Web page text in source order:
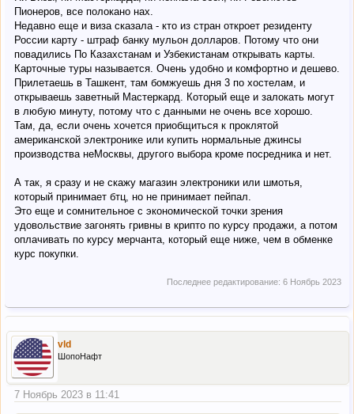
Пионеров, все полокано нах.
Недавно еще и виза сказала - кто из стран откроет резиденту
России карту - штраф банку мульон долларов. Потому что они
повадились По Казахстанам и Узбекистанам открывать карты.
Карточные туры называется. Очень удобно и комфортно и дешево.
Прилетаешь в Ташкент, там бомжуешь дня 3 по хостелам, и
открываешь заветный Мастеркард. Который еще и залокать могут
в любую минуту, потому что с данными не очень все хорошо.
Там, да, если очень хочется приобщиться к проклятой
американской электронике или купить нормальные джинсы
производства неМосквы, другого выбора кроме посредника и нет.
А так, я сразу и не скажу магазин электроники или шмотья,
который принимает бтц, но не принимает пейпал.
Это еще и сомнительное с экономической точки зрения
удовольствие загонять гривны в крипто по курсу продажи, а потом
оплачивать по курсу мерчанта, который еще ниже, чем в обменке
курс покупки.
Последнее редактирование: 6 Ноябрь 2023
vld
ШопоНафт
7 Ноябрь 2023 в 11:41